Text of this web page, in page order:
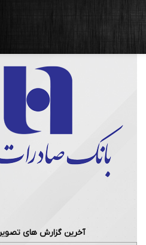
آخرین گزارش های